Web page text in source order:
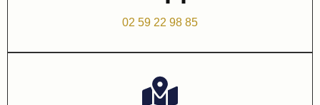
02 59 22 98 85